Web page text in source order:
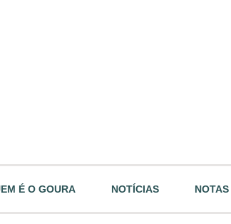
É O GOURA NOTÍCIAS NOTAS